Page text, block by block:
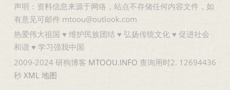
声明：资料信息来源于网络，站点不存储任何内容文件，如
有意见可邮件 mtoou@outlook.com
热爱伟大祖国 ♥ 维护民族团结 ♥ 弘扬传统文化 ♥ 促进社会
和谐 ♥ 学习强我中国
2009-2024 研狗博客 MTOOU.INFO 查询用时2. 12694436
秒 XML 地图